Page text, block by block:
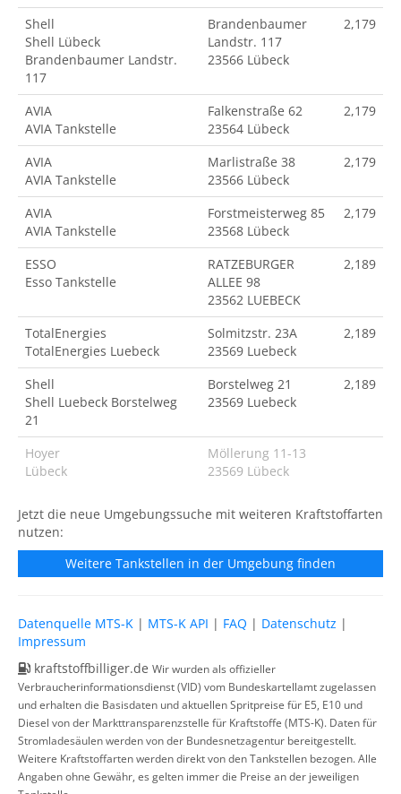
Shell
Shell Lübeck
Brandenbaumer Landstr.
117
Brandenbaumer
Landstr. 117
23566 Lübeck
2,179
AVIA
AVIA Tankstelle
Falkenstraße 62
23564 Lübeck
2,179
AVIA
AVIA Tankstelle
Marlistraße 38
23566 Lübeck
2,179
AVIA
AVIA Tankstelle
Forstmeisterweg 85
23568 Lübeck
2,179
ESSO
Esso Tankstelle
RATZEBURGER
ALLEE 98
23562 LUEBECK
2,189
TotalEnergies
TotalEnergies Luebeck
Solmitzstr. 23A
23569 Luebeck
2,189
Shell
Shell Luebeck Borstelweg
21
Borstelweg 21
23569 Luebeck
2,189
Hoyer
Lübeck
Möllerung 11-13
23569 Lübeck
Jetzt die neue Umgebungssuche mit weiteren Kraftstoffarten
nutzen:
Weitere Tankstellen in der Umgebung finden
Datenquelle MTS-K | MTS-K API | FAQ | Datenschutz |
Impressum
kraftstoffbilliger.de Wir wurden als offizieller
Verbraucherinformationsdienst (VID) vom Bundeskartellamt zugelassen
und erhalten die Basisdaten und aktuellen Spritpreise für E5, E10 und
Diesel von der Markttransparenzstelle für Kraftstoffe (MTS-K). Daten für
Stromladesäulen werden von der Bundesnetzagentur bereitgestellt.
Weitere Kraftstoffarten werden direkt von den Tankstellen bezogen. Alle
Angaben ohne Gewähr, es gelten immer die Preise an der jeweiligen